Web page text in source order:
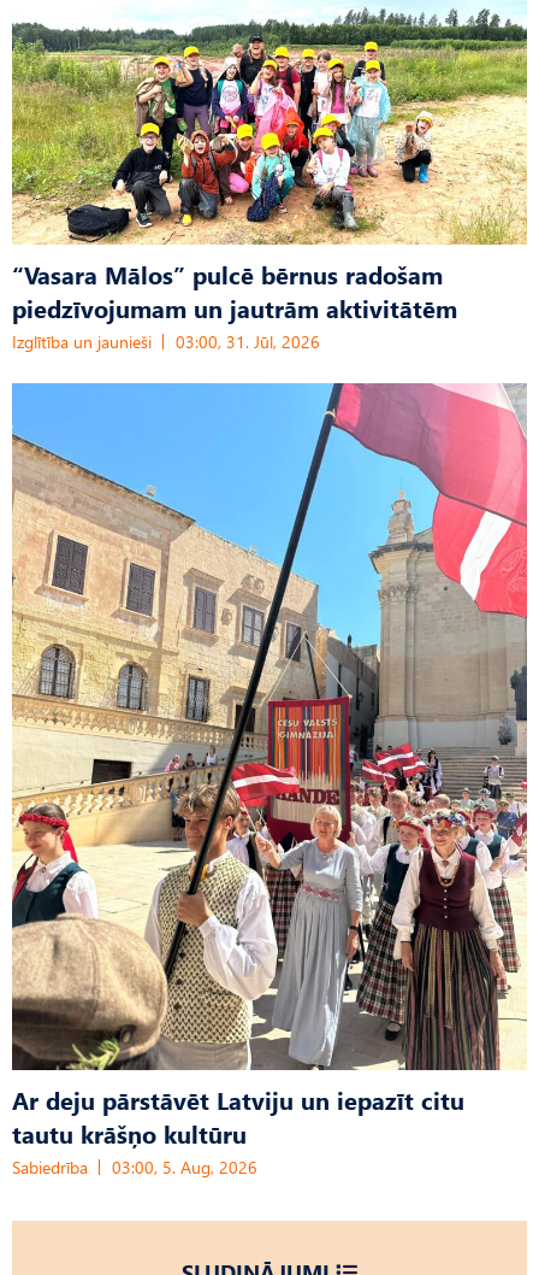
“Vasara Mālos” pulcē bērnus radošam
piedzīvojumam un jautrām aktivitātēm
Izglītība un jaunieši 03:00, 31. Jūl, 2026
Ar deju pārstāvēt Latviju un iepazīt citu
tautu krāšņo kultūru
Sabiedrība 03:00, 5. Aug, 2026